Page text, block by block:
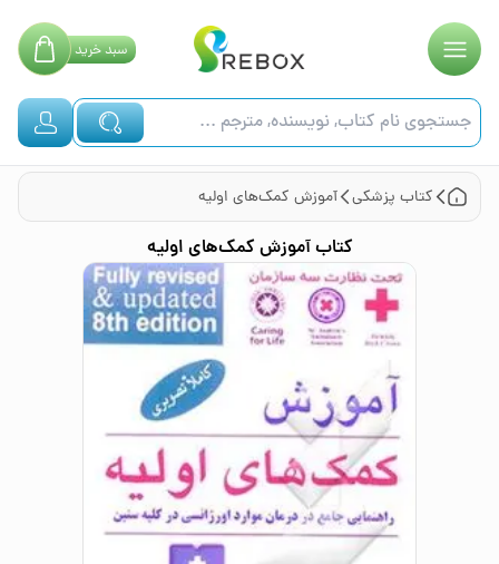
سبدخرید
کتاب پزشکی آموزش کمک‌های اولیه
کتابآموزش کمک‌های اولیه